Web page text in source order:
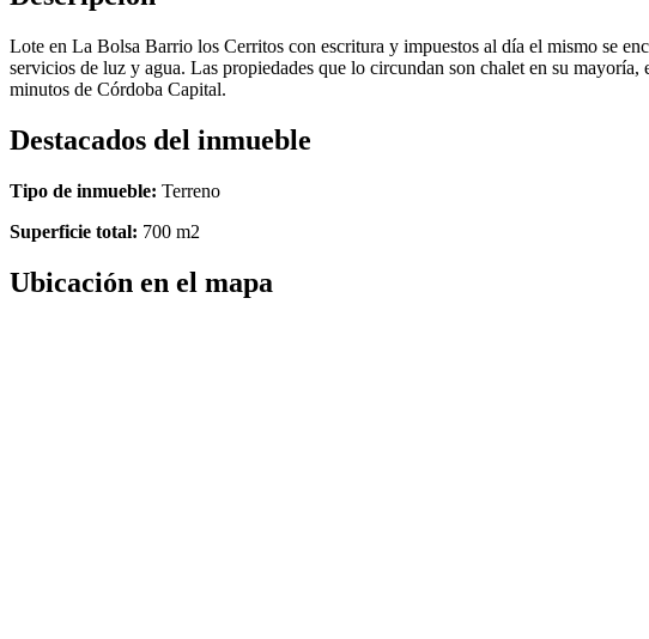
Lote en La Bolsa Barrio los Cerritos con escritura y impuestos al día el mismo se
servicios de luz y agua. Las propiedades que lo circundan son chalet en su
minutos de Córdoba Capital.
Destacados del inmueble
Tipo de inmueble: Terreno
Superficie total: 700 m2
Ubicación en el mapa